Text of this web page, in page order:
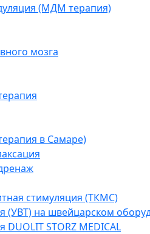
(МДМ терапия)
мозга
в Самаре)
стимуляция (ТКМС)
(УВТ) на швейцарском
STORZ MEDICAL